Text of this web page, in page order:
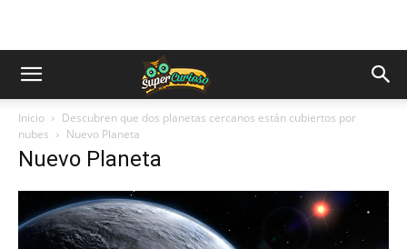
Inicio
Descubren que dos planetas cercanos están cubiertos por
nubes
Nuevo Planeta
Nuevo Planeta